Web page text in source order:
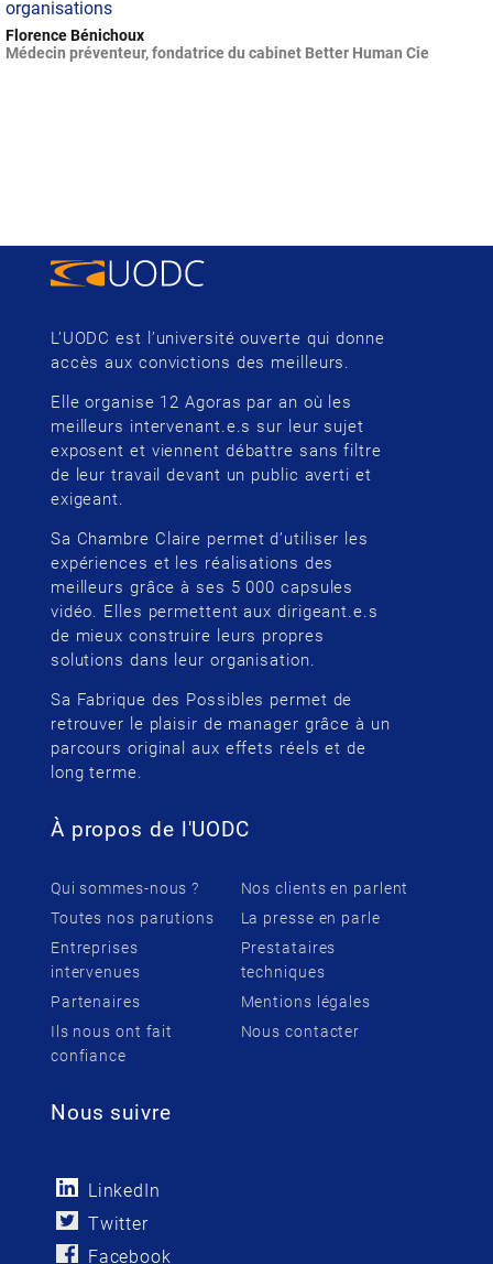
organisations
Florence Bénichoux
Médecin préventeur, fondatrice du cabinet Better Human Cie
L’UODC est l’université ouverte qui donne
accès aux convictions des meilleurs.
Elle organise 12 Agoras par an où les
meilleurs intervenant.e.s sur leur sujet
exposent et viennent débattre sans filtre
de leur travail devant un public averti et
exigeant.
Sa Chambre Claire permet d’utiliser les
expériences et les réalisations des
meilleurs grâce à ses 5 000 capsules
vidéo. Elles permettent aux dirigeant.e.s
de mieux construire leurs propres
solutions dans leur organisation.
Sa Fabrique des Possibles permet de
retrouver le plaisir de manager grâce à un
parcours original aux effets réels et de
long terme.
À propos de l'UODC
Qui sommes-nous ?
Toutes nos parutions
Entreprises
intervenues
Partenaires
Ils nous ont fait
confiance
Nos clients en parlent
La presse en parle
Prestataires
techniques
Mentions légales
Nous contacter
Nous suivre
LinkedIn
Twitter
Facebook